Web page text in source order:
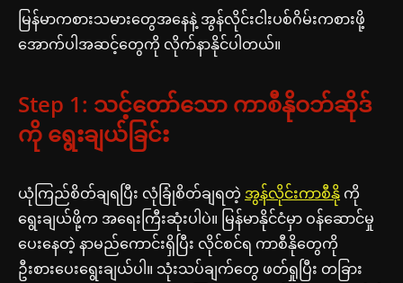
မြန်မာကစားသမားတွေအနေနဲ့ အွန်လိုင်းငါးပစ်ဂိမ်းကစားဖို့
အောက်ပါအဆင့်တွေကို လိုက်နာနိုင်ပါတယ်။
Step 1: သင့်တော်သော ကာစီနိုဝဘ်ဆိုဒ်
ကို ရွေးချယ်ခြင်း
ယုံကြည်စိတ်ချရပြီး လုံခြုံစိတ်ချရတဲ့ အွန်လိုင်းကာစီနို ကို
ရွေးချယ်ဖို့က အရေးကြီးဆုံးပါပဲ။ မြန်မာနိုင်ငံမှာ ဝန်ဆောင်မှု
ပေးနေတဲ့ နာမည်ကောင်းရှိပြီး လိုင်စင်ရ ကာစီနိုတွေကို
ဦးစားပေးရွေးချယ်ပါ။ သုံးသပ်ချက်တွေ ဖတ်ရှုပြီး တခြား